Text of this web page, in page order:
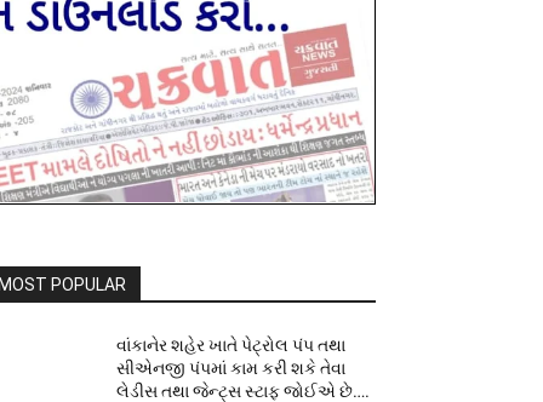
MOST POPULAR
વાંકાનેર શહેર ખાતે પેટ્રોલ પંપ તથા
સીએનજી પંપમાં કામ કરી શકે તેવા
લેડીસ તથા જેન્ટ્સ સ્ટાફ જોઈએ છે….